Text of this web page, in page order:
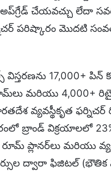
అప్‌గ్రేడ్ చేయవచ్చు లేదా
పరిష్కారం మొదటి
17,000+ పిన్
మరియు
వ్యవస్థీకృత
బ్రాండ్ విక్రయాలలో
రూమ్ ప్లానర్‌లు మరియు
ద్వారా ఫిజిటల్